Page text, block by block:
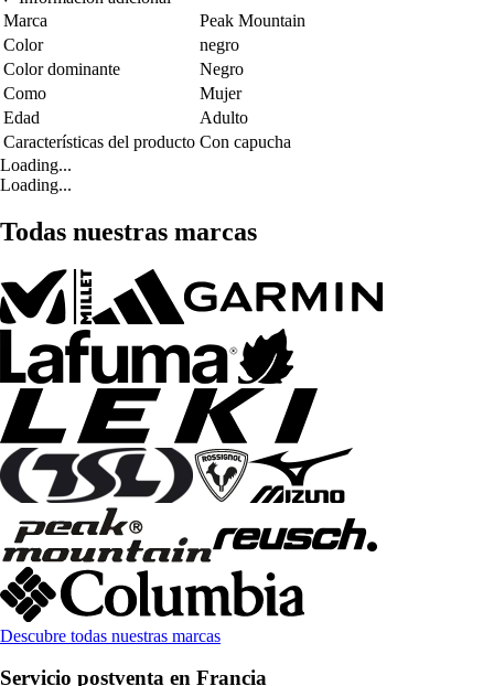
Marca
Peak Mountain
Color
negro
Color dominante
Negro
Como
Mujer
Edad
Adulto
Características del producto Con capucha
Loading...
Loading...
Todas nuestras marcas
Descubre todas nuestras marcas
Servicio postventa en Francia